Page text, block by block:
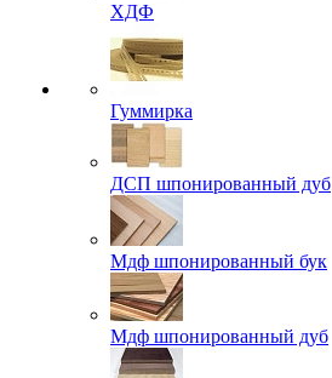
ХДФ
Гуммирка
ДСП шпонированный дуб
Мдф шпонированный бук
Мдф шпонированный дуб